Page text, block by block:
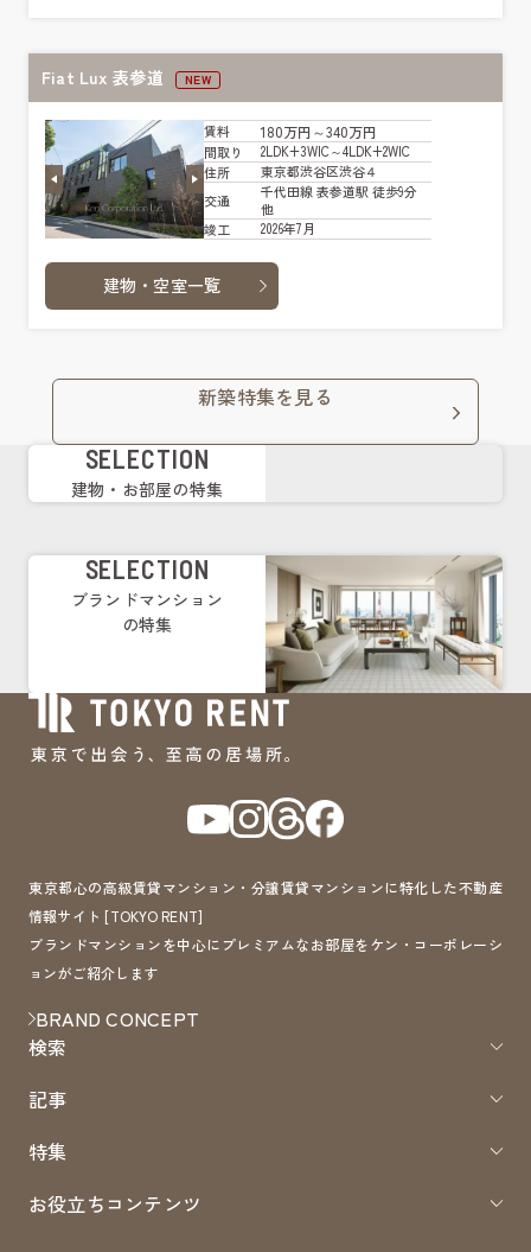
Fiat Lux 表参道 NEW
賃料 180万円～340万円
間取り
2LDK+3WIC～4LDK+2WIC
住所
東京都渋谷区渋谷４
交通
千代田線 表参道駅 徒歩9分
他
竣工
2026年7月
建物・空室一覧
新築特集を見る
SELECTION
建物・お部屋の特集
SELECTION
ブランドマンション
の特集
東京都心の高級賃貸マンション・分譲賃貸マンションに特化した不動産
情報サイト [TOKYO RENT]
ブランドマンションを中心にプレミアムなお部屋をケン・コーポレーシ
ョンがご紹介します
BRAND CONCEPT
検索
記事
特集
お役立ちコンテンツ